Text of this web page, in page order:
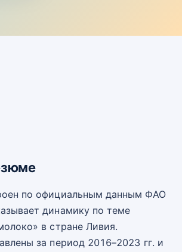
по официальным данным ФАО
динамику по теме
в стране Ливия.
за период 2016–2023 гг. и